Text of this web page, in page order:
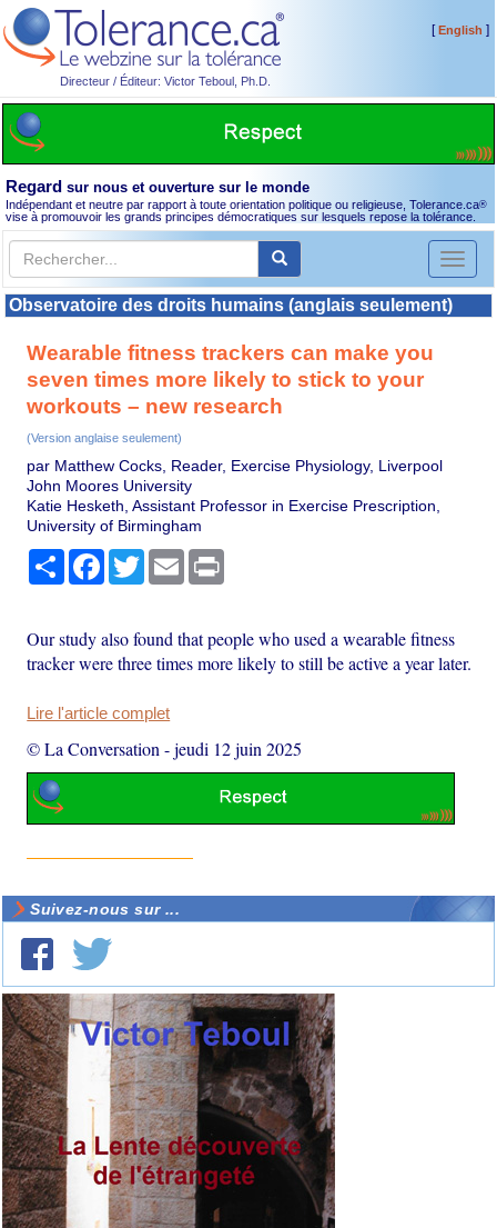
Directeur / Éditeur: Victor Teboul, Ph.D.
[English ]
Regard sur nous et ouverture sur le monde
Indépendant et neutre par rapport à toute orientation politique ou religieuse, Tolerance.ca®
vise à promouvoir les grands principes démocratiques sur lesquels repose la tolérance.
Toggle
Observatoire des droits humains (anglais seulement)
Wearable fitness trackers can make you
seven times more likely to stick to your
workouts – new research
(Version anglaise seulement)
par Matthew Cocks, Reader, Exercise Physiology, Liverpool
John Moores University
Katie Hesketh, Assistant Professor in Exercise Prescription,
University of Birmingham
PartagerFacebook
TwitterEmail
Our study also found that people who used a wearable fitness
tracker were three times more likely to still be active a year later.
Lire l'article complet
© La Conversation -jeudi 12 juin 2025
Suivez-nous sur ...